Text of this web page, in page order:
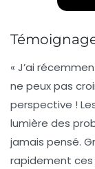
« J’ai
ne peux pas
perspective !
lumière des
jamais pensé.
rapidement ces